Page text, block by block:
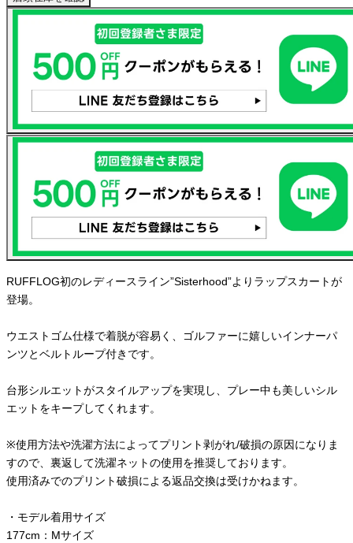
RUFFLOG初のレディースライン”Sisterhood”よりラップスカートが
登場。
ウエストゴム仕様で着脱が容易く、ゴルファーに嬉しいインナーパ
ンツとベルトループ付きです。
台形シルエットがスタイルアップを実現し、プレー中も美しいシル
エットをキープしてくれます。
※使用方法や洗濯方法によってプリント剥がれ/破損の原因になりま
すので、裏返して洗濯ネットの使用を推奨しております。
使用済みでのプリント破損による返品交換は受けかねます。
・モデル着用サイズ
177cm：Mサイズ